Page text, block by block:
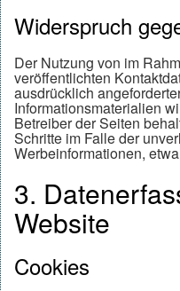
Widerspruch
Der Nutzung von im
veröffentlichten
ausdrücklich
Informationsmaterialien
Betreiber der Seiten
Schritte im Falle der
Werbeinformationen,
3.
Website
Cookies